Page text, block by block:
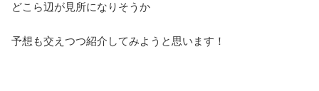
どこら辺が見所になりそうか
予想も交えつつ紹介してみようと思います！